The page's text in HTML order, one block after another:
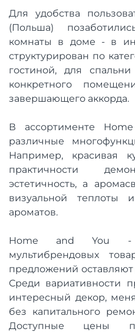
Для удобства
(Польша)
комнаты в доме - в
структурирован по
гостиной, для
конкретного
завершающего аккорда.
В ассортименте
различные
Например, красивая
практичности
эстетичность, а
визуальной теплоты
ароматов.
Home and You -
мультибрендовых
предложений
Среди вариативности
интересный декор,
без капитального
Доступные цены